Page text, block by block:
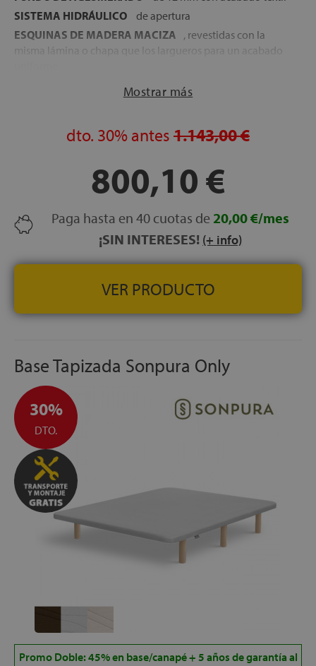
SISTEMA HIDRÁULICO
de apertura
ESQUINAS DE MADERA MACIZA , revestidas con la
misma lámina o chapa que los largueros para un acabado
integrado
Nórdico, Nogal, Ártico y Natural
ALTURA DEL CAJÓN: 32 cm
CAPACIDAD DEL ARCÓN:
31 cm útiles
GROSOR DEL CAJÓN:
30 mm de espesor para máxima
solidez
Transporte, Montaje y Retirada del antiguo canapé o
equivalenteGRATUITO
FABRICACIÓN ESPAÑOLA
Mostrar más
dto. 30% antes 1.143,00 €
800,10 €
Paga hasta en 40 cuotas de 20,00 €/mes
¡SIN INTERESES! (+ info)
VER PRODUCTO
Base Tapizada Sonpura Only
30%
DTO.
Promo Doble: 45% en base/canapé + 5 años de garantía al